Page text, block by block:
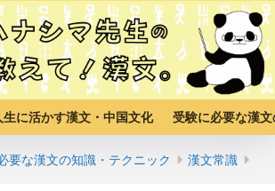
生に活かす漢文・中国文化 受験に必要な漢
要な漢文の知識・テクニック 漢文常識